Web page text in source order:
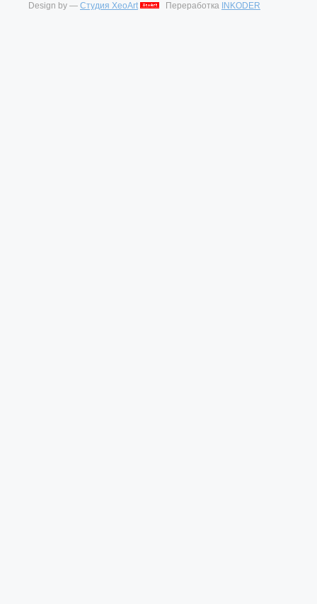
Design by — Студия XeoArt Переработка INKODER